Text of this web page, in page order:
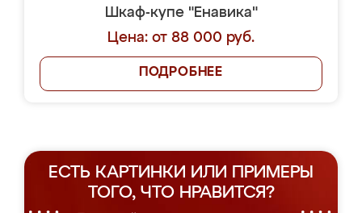
Шкаф-купе "Енавика"
Цена: от 88 000 руб.
ПОДРОБНЕЕ
ЕСТЬ КАРТИНКИ ИЛИ ПРИМЕРЫ
ТОГО, ЧТО НРАВИТСЯ?